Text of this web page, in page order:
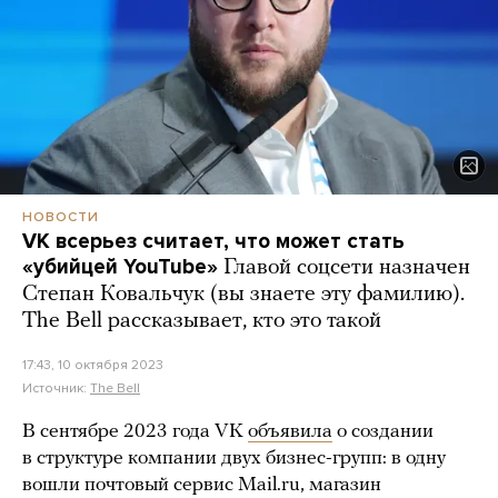
НОВОСТИ
VK всерьез считает, что может стать
«убийцей YouTube» Главой соцсети назначен
Степан Ковальчук (вы знаете эту фамилию).
The Bell рассказывает, кто это такой
17:43, 10 октября 2023
Источник: The Bell
В сентябре 2023 года VK объявила о создании
в структуре компании двух бизнес-групп: в одну
вошли почтовый сервис Mail.ru, магазин